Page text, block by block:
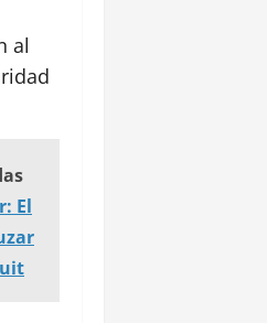
al
El